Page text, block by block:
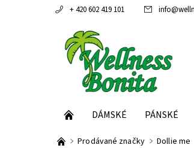
+ 420 602 419 101 info@
DÁMSKÉ PÁNSKÉ
Prodávané značky Dollie me